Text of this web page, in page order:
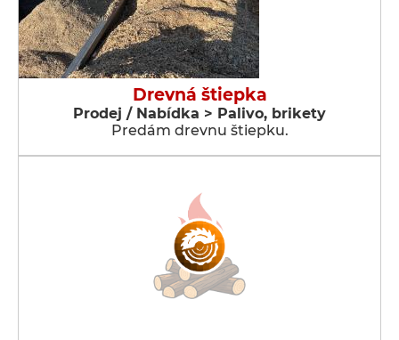
Drevná štiepka
Prodej / Nabídka > Palivo, brikety
Predám drevnu štiepku.